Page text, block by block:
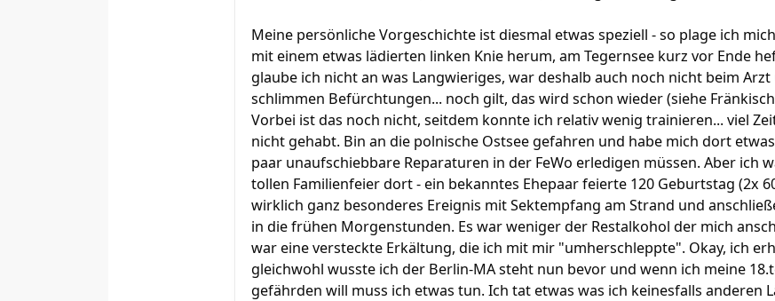
Meine persönliche Vorgeschichte ist diesmal etwas speziell - so plage ich
mit einem etwas lädierten linken Knie herum, am Tegernsee kurz vor Ende
glaube ich nicht an was Langwieriges, war deshalb auch noch nicht beim
schlimmen Befürchtungen... noch gilt, das wird schon wieder (siehe
Vorbei ist das noch nicht, seitdem konnte ich relativ wenig trainieren... viel
nicht gehabt. Bin an die polnische Ostsee gefahren und habe mich dort
paar unaufschiebbare Reparaturen in der FeWo erledigen müssen. Aber ich
tollen Familienfeier dort - ein bekanntes Ehepaar feierte 120 Geburtstag (2x
wirklich ganz besonderes Ereignis mit Sektempfang am Strand und
in die frühen Morgenstunden. Es war weniger der Restalkohol der mich
war eine versteckte Erkältung, die ich mit mir "umherschleppte". Okay, ich
gleichwohl wusste ich der Berlin-MA steht nun bevor und wenn ich meine
gefährden will muss ich etwas tun. Ich tat etwas was ich keinesfalls anderen